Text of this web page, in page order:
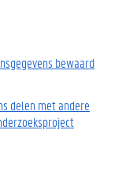
bewaard
delen met andere